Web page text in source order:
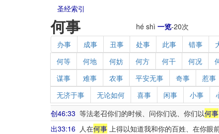
圣经索引
何事 hé shì 一览-20次
办事
成事 丑事 处事 此事 错事
何等
何地 何妨 何方 何干 何况
谋事
难事 农事 平安无事 奇事 惹事
无济于事
无论如何 喜事 闲事 小事
创46:33 等法老召你们的时候、问你们说、你们以何事
出33:16 人在何事 上得以知道我和你的百姓、在你眼